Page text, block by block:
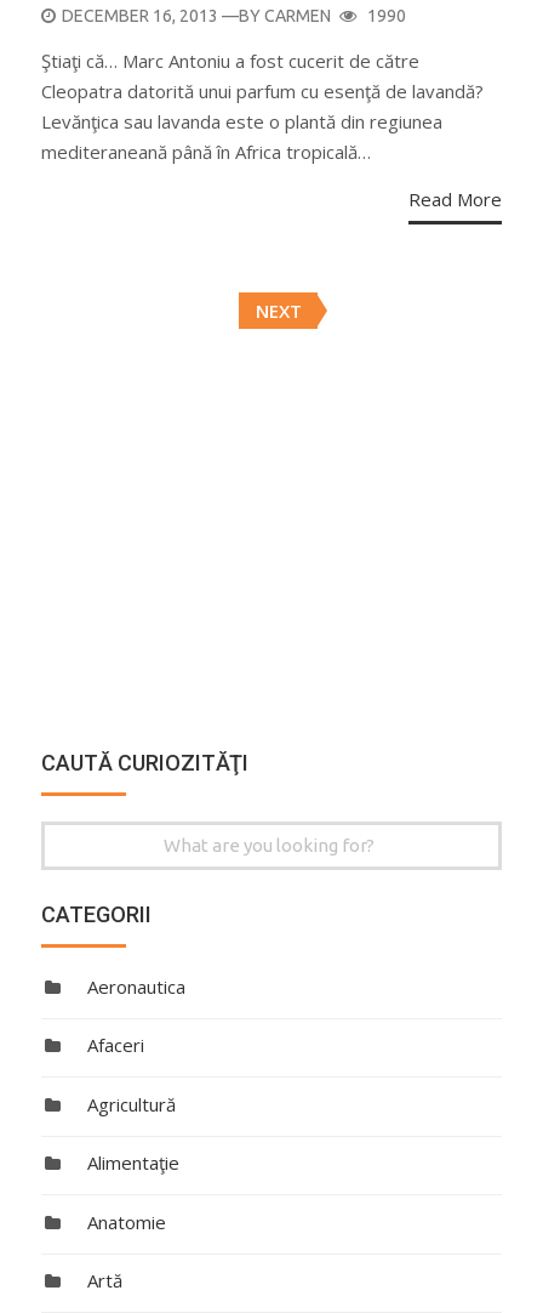
POSTED
DECEMBER 16, 2013 —BYCARMEN 1990
Ştiaţi că… Marc Antoniu a fost cucerit de către
Cleopatra datorită unui parfum cu esenţă de lavandă?
Levănţica sau lavanda este o plantă din regiunea
mediteraneană până în Africa tropicală…
Read More
navigation
NEXT
CAUTĂ CURIOZITĂŢI
for:
CATEGORII
Aeronautica
Afaceri
Agricultură
Alimentaţie
Anatomie
Artă